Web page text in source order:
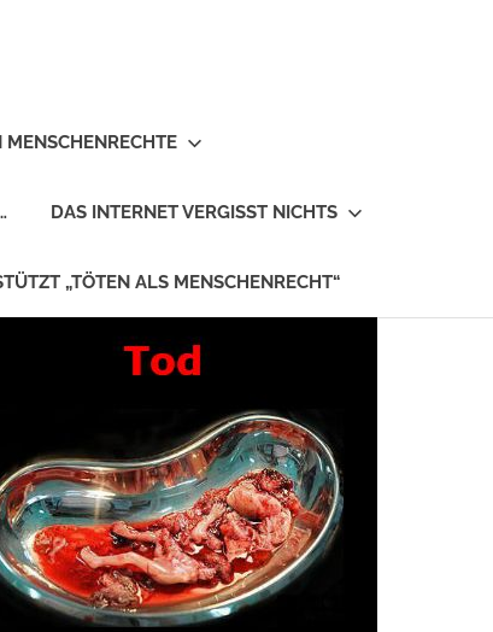
MENSCHENRECHTE
DAS INTERNET VERGISST NICHTS
„TÖTEN ALS MENSCHENRECHT“